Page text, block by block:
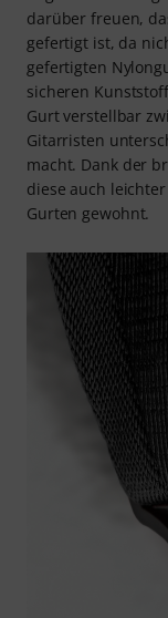
darüber freuen,
gefertigt ist, da
gefertigten
sicheren
Gurt verstellbar
Gitarristen
macht. Dank der
diese auch
Gurten gewohnt.